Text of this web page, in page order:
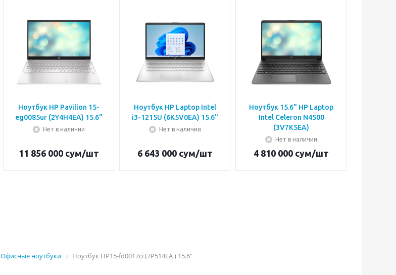
Ноутбук HP Pavilion 15-
eg0085ur (2Y4H4EA) 15.6"
Нет в наличии
11 856 000 сум/шт
Ноутбук HP Laptop Intel
i3-1215U (6K5V0EA) 15.6"
Нет в наличии
6 643 000 сум/шт
Ноутбук 15.6" HP Laptop
Intel Celeron N4500
(3V7K5EA)
Нет в наличии
4 810 000 сум/шт
Офисные ноутбуки Ноутбук HP15-fd0017ci (7P514EA ) 15.6"